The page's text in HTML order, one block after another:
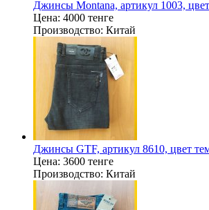
Джинсы Montana, артикул 1003,
Цена: 4000 тенге
Производство: Китай
Джинсы GTF, артикул 8610, цвет
Цена: 3600 тенге
Производство: Китай